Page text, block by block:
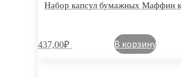
Набор капсул бумажных Маффин
437,00₽ В корзину